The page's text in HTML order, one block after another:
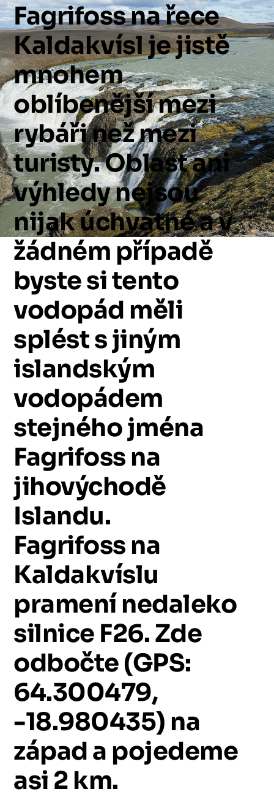
Fagrifossnařece
Kaldakvísljejistě
mnohem
oblíbenějšímezi
rybářinežmezi
turisty.Oblastani
výhledynejsou
nijakúchvatnéav
žádném případě
bystesitento
vodopád měli
spléstsjiným
islandským
vodopádem
stejnéhojména
Fagrifoss na
jihovýchodě
Islandu.
Fagrifoss na
Kaldakvíslu
pramení nedaleko
silnice F26.Zde
odbočte(GPS:
64.300479,
-18.980435) na
západa pojedeme
asi 2 km.